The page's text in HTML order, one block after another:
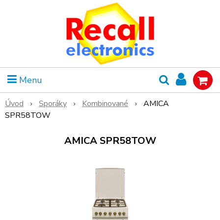
Menu
Úvod Sporáky Kombinované
AMICA
SPR58TOW
AMICA SPR58TOW